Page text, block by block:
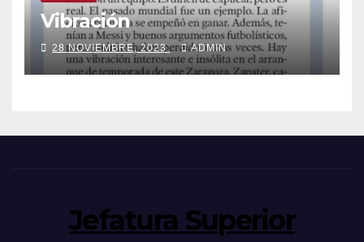
Vibración
28 NOVIEMBRE, 2023 ADMIN
Jefatura Superior